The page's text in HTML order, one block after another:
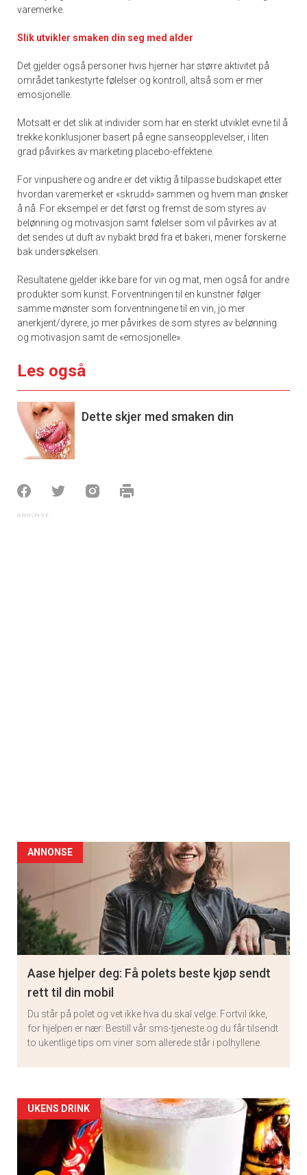
varemerke.
Slik utvikler smaken din seg med alder
Det gjelder også personer hvis hjerner har større aktivitet på
området tankestyrte følelser og kontroll, altså som er mer
emosjonelle.
Motsatt er det slik at individer som har en sterkt utviklet evne til å
trekke konklusjoner basert på egne sanseopplevelser, i liten
grad påvirkes av marketing placebo-effektene.
For vinpushere og andre er det viktig å tilpasse budskapet etter
hvordan varemerket er «skrudd» sammen og hvem man ønsker
å nå. For eksempel er det først og fremst de som styres av
belønning og motivasjon samt følelser som vil påvirkes av at
det sendes ut duft av nybakt brød fra et bakeri, mener forskerne
bak undersøkelsen.
Resultatene gjelder ikke bare for vin og mat, men også for andre
produkter som kunst. Forventningen til en kunstner følger
samme mønster som forventningene til en vin, jo mer
anerkjent/dyrere, jo mer påvirkes de som styres av belønning
og motivasjon samt de «emosjonelle».
Les også
Dette skjer med smaken din
ANNONSE
Aase hjelper deg: Få polets beste kjøp sendt
rett til din mobil
Du står på polet og vet ikke hva du skal velge. Fortvil ikke,
for hjelpen er nær: Bestill vår sms-tjeneste og du får tilsendt
to ukentlige tips om viner som allerede står i polhyllene.
Artikler
detail
UKENS DRINK